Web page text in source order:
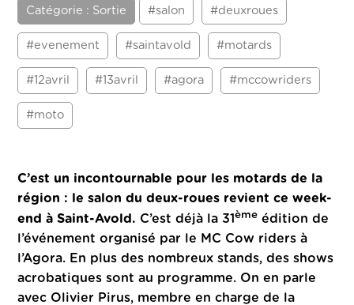
Catégorie : Sortie #salon #deuxroues
#evenement #saintavold #motards
#12avril #13avril #agora #mccowriders
#moto
C’est un incontournable pour les motards de la
région : le salon du deux-roues revient ce week-
end à Saint-Avold. C’est déjà la 31ème édition de
l’événement organisé par le MC Cow riders à
l’Agora. En plus des nombreux stands, des shows
acrobatiques sont au programme. On en parle
avec Olivier Pirus, membre en charge de la